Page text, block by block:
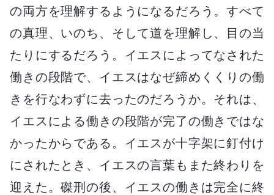
の両方を理解するようになるだろう。すべて
の真理、いのち、そして道を理解し、目の当
たりにするだろう。イエスによってなされた
働きの段階で、イエスはなぜ締めくくりの働
きを行なわずに去ったのだろうか。それは、
イエスによる働きの段階が完了の働きではな
かったからである。イエスが十字架に釘付け
にされたとき、イエスの言葉もまた終わりを
迎えた。磔刑の後、イエスの働きは完全に終